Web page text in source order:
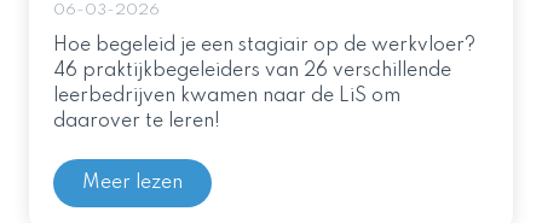
06-03-2026
Hoe begeleid je een stagiair op de werkvloer?
46 praktijkbegeleiders van 26 verschillende
leerbedrijven kwamen naar de LiS om
daarover te leren!
Meer lezen